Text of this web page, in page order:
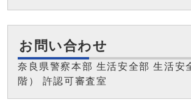
お問い合わせ
奈良県警察本部 生活安全部 生活安
階） 許認可審査室